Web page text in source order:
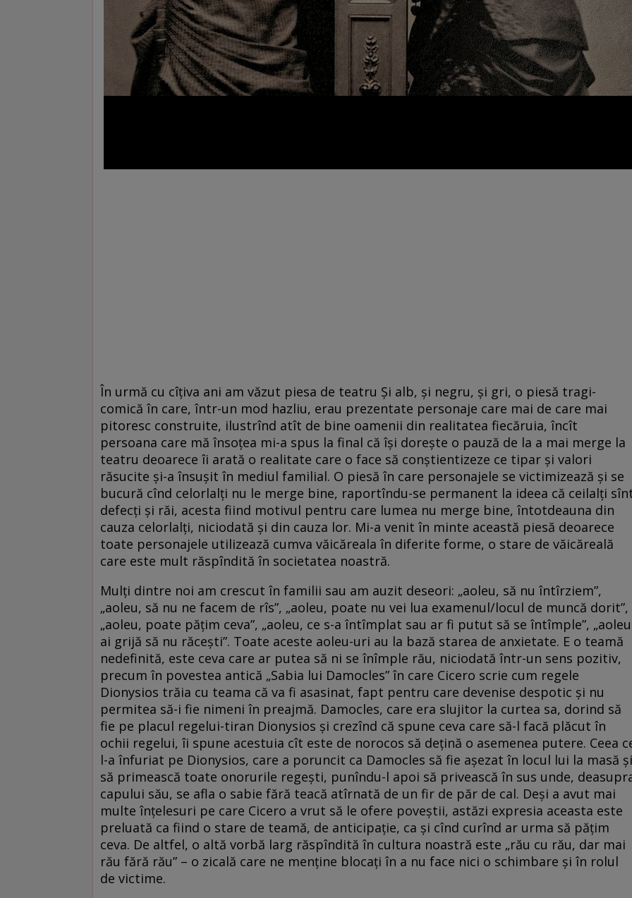
În urmă cu cîțiva ani am văzut piesa de teatru Și alb, și negru, și gri, o piesă tragi-
comică în care, într-un mod hazliu, erau prezentate personaje care mai de care mai
pitoresc construite, ilustrînd atît de bine oamenii din realitatea fiecăruia, încît
persoana care mă însoțea mi-a spus la final că își dorește o pauză de la a mai merge la
teatru deoarece îi arată o realitate care o face să conștientizeze ce tipar și valori
răsucite și-a însușit în mediul familial. O piesă în care personajele se victimizează și se
bucură cînd celorlalți nu le merge bine, raportîndu-se permanent la ideea că ceilalți
defecți și răi, acesta fiind motivul pentru care lumea nu merge bine, întotdeauna din
cauza celorlalți, niciodată și din cauza lor. Mi-a venit în minte această piesă deoarece
toate personajele utilizează cumva văicăreala în diferite forme, o stare de văicăreală
care este mult răspîndită în societatea noastră.
Mulți dintre noi am crescut în familii sau am auzit deseori: „aoleu, să nu întîrziem”,
„aoleu, să nu ne facem de rîs”, „aoleu, poate nu vei lua examenul/locul de muncă dorit”,
„aoleu, poate pățim ceva”, „aoleu, ce s-a întîmplat sau ar fi putut să se întîmple”,
ai grijă să nu răcești”. Toate aceste aoleu-uri au la bază starea de anxietate. E o teamă
nedefinită, este ceva care ar putea să ni se înîmple rău, niciodată într-un sens pozitiv,
precum în povestea antică „Sabia lui Damocles” în care Cicero scrie cum regele
Dionysios trăia cu teama că va fi asasinat, fapt pentru care devenise despotic și nu
permitea să-i fie nimeni în preajmă. Damocles, care era slujitor la curtea sa, dorind să
fie pe placul regelui-tiran Dionysios și crezînd că spune ceva care să-l facă plăcut în
ochii regelui, îi spune acestuia cît este de norocos să dețină o asemenea putere. Ceea
l-a înfuriat pe Dionysios, care a poruncit ca Damocles să fie așezat în locul lui la masă și
să primească toate onorurile regești, punîndu-l apoi să privească în sus unde,
capului său, se afla o sabie fără teacă atîrnată de un fir de păr de cal. Deși a avut mai
multe înțelesuri pe care Cicero a vrut să le ofere poveștii, astăzi expresia aceasta este
preluată ca fiind o stare de teamă, de anticipație, ca și cînd curînd ar urma să pățim
ceva. De altfel, o altă vorbă larg răspîndită în cultura noastră este „rău cu rău, dar mai
rău fără rău” – o zicală care ne menține blocați în a nu face nici o schimbare și în rolul
de victime.